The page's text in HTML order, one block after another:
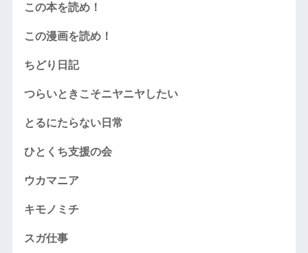
この本を読め！
この漫画を読め！
ちどり日記
つらいときこそニヤニヤしたい
とるにたらない日常
ひとくち支援の会
ウカマニア
キモノミチ
スガ仕事